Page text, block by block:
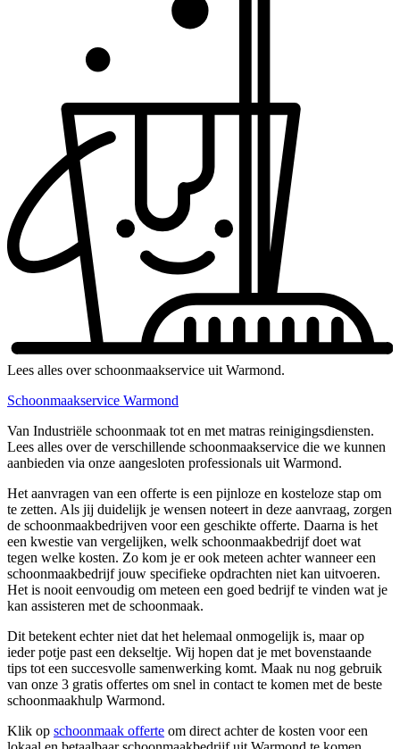
Lees alles over schoonmaakservice uit Warmond.
Schoonmaakservice Warmond
Van Industriële schoonmaak tot en met matras reinigingsdiensten.
Lees alles over de verschillende schoonmaakservice die we kunnen
aanbieden via onze aangesloten professionals uit Warmond.
Het aanvragen van een offerte is een pijnloze en kosteloze stap om
te zetten. Als jij duidelijk je wensen noteert in deze aanvraag, zorgen
de schoonmaakbedrijven voor een geschikte offerte. Daarna is het
een kwestie van vergelijken, welk schoonmaakbedrijf doet wat
tegen welke kosten. Zo kom je er ook meteen achter wanneer een
schoonmaakbedrijf jouw specifieke opdrachten niet kan uitvoeren.
Het is nooit eenvoudig om meteen een goed bedrijf te vinden wat je
kan assisteren met de schoonmaak.
Dit betekent echter niet dat het helemaal onmogelijk is, maar op
ieder potje past een dekseltje. Wij hopen dat je met bovenstaande
tips tot een succesvolle samenwerking komt. Maak nu nog gebruik
van onze 3 gratis offertes om snel in contact te komen met de beste
schoonmaakhulp Warmond.
Klik op schoonmaak offerte om direct achter de kosten voor een